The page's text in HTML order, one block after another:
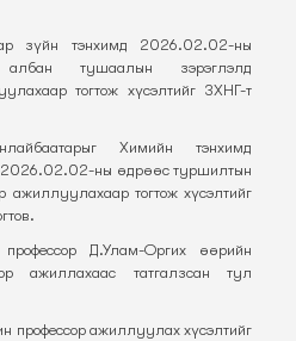
зүйн тэнхимд 2026.02.02-ны
тушаалын зэрэглэлд
тогтож хүсэлтийг ЗХНГ-т
Химийн тэнхимд
2026.02.02-ны өдрөөс туршилтын
ажиллуулахаар тогтож хүсэлтийг
Д.Улам-Оргих өөрийн
ажиллахаас татгалзсан тул
профессор ажиллуулах хүсэлтийг